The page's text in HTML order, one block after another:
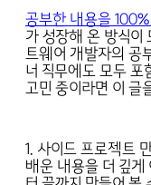
공부한 내용을
가 성장해 온 방식이
트웨어 개발자의 공
너 직무에도 모두 포
고민 중이라면 이 글
1. 사이드 프로젝트
배운 내용을 더 깊게